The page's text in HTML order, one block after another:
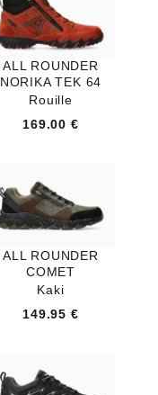
ALL ROUNDER
NORIKA TEK 64
Rouille
169.00 €
ALL ROUNDER
COMET
Kaki
149.95 €